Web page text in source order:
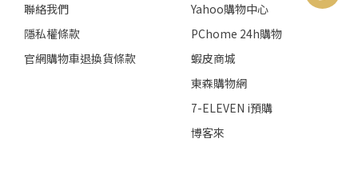
聯絡我們
隱私權條款
官網購物車退換貨條款
Yahoo購物中心
PChome 24h購物
蝦皮商城
東森購物網
7-ELEVEN i預購
博客來